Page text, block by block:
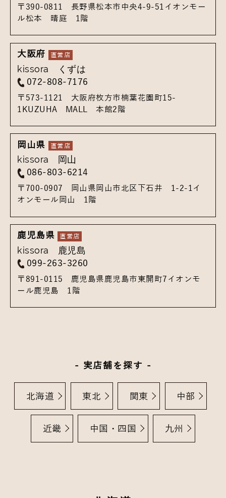
〒390-0811 長野県松本市中央4-9-51 イオンモー
ル松本 晴庭 1階
大阪府
kissora くずは
072-808-7176
〒573-1121 大阪府枚方市楠葉花園町15-
1 KUZUHA MALL 本館2階
岡山県
kissora 岡山
086-803-6214
〒700-0907 岡山県岡山市北区下石井 1-2-1イ
オンモール岡山 1階
鹿児島県
kissora 鹿児島
099-263-3260
〒891-0115 鹿児島県鹿児島市東開町7 イオンモ
ール鹿児島 1階
実店舗を探す
北海道 東北 関東 中部
近畿 中国・四国 九州